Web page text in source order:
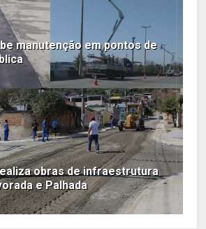
manutenção em pontos de
obras de infraestrutura
e Palhada